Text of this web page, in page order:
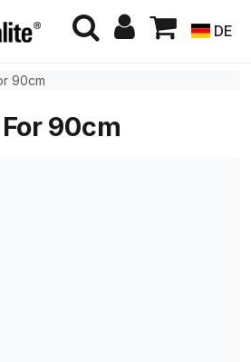
DE
90cm
90cm